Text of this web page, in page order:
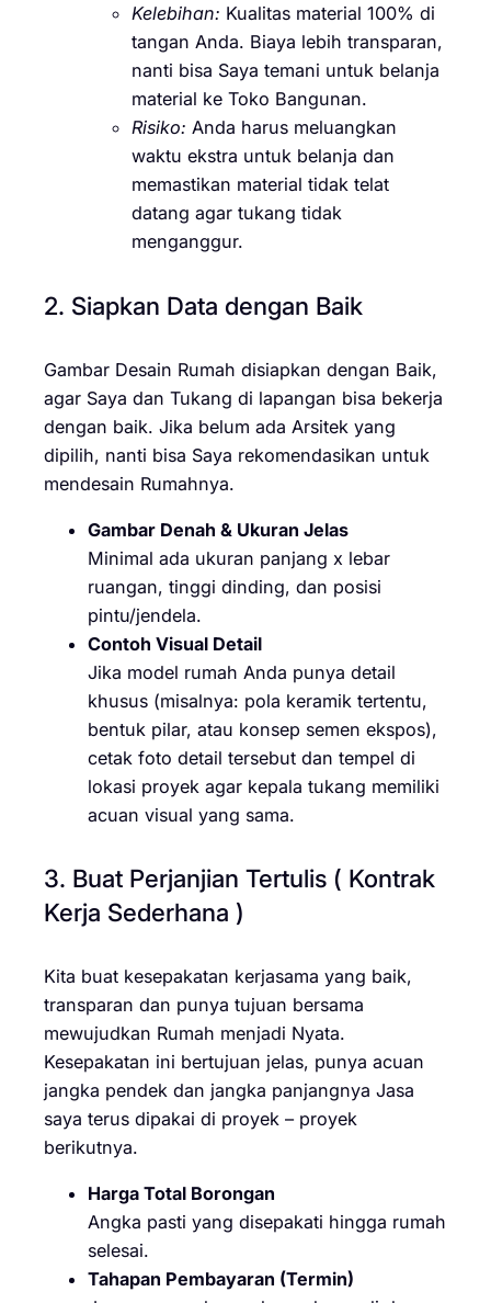
Kelebihan: Kualitas material 100% di
tangan Anda. Biaya lebih transparan,
nanti bisa Saya temani untuk belanja
material ke Toko Bangunan.
Risiko: Anda harus meluangkan
waktu ekstra untuk belanja dan
memastikan material tidak telat
datang agar tukang tidak
menganggur.
2. Siapkan Data dengan Baik
Gambar Desain Rumah disiapkan dengan Baik,
agar Saya dan Tukang di lapangan bisa bekerja
dengan baik. Jika belum ada Arsitek yang
dipilih, nanti bisa Saya rekomendasikan untuk
mendesain Rumahnya.
Gambar Denah & Ukuran Jelas
Minimal ada ukuran panjang x lebar
ruangan, tinggi dinding, dan posisi
pintu/jendela.
Contoh Visual Detail
Jika model rumah Anda punya detail
khusus (misalnya: pola keramik tertentu,
bentuk pilar, atau konsep semen ekspos),
cetak foto detail tersebut dan tempel di
lokasi proyek agar kepala tukang memiliki
acuan visual yang sama.
3. Buat Perjanjian Tertulis ( Kontrak
Kerja Sederhana )
Kita buat kesepakatan kerjasama yang baik,
transparan dan punya tujuan bersama
mewujudkan Rumah menjadi Nyata.
Kesepakatan ini bertujuan jelas, punya acuan
jangka pendek dan jangka panjangnya Jasa
saya terus dipakai di proyek – proyek
berikutnya.
Harga Total Borongan
Angka pasti yang disepakati hingga rumah
selesai.
Tahapan Pembayaran (Termin)